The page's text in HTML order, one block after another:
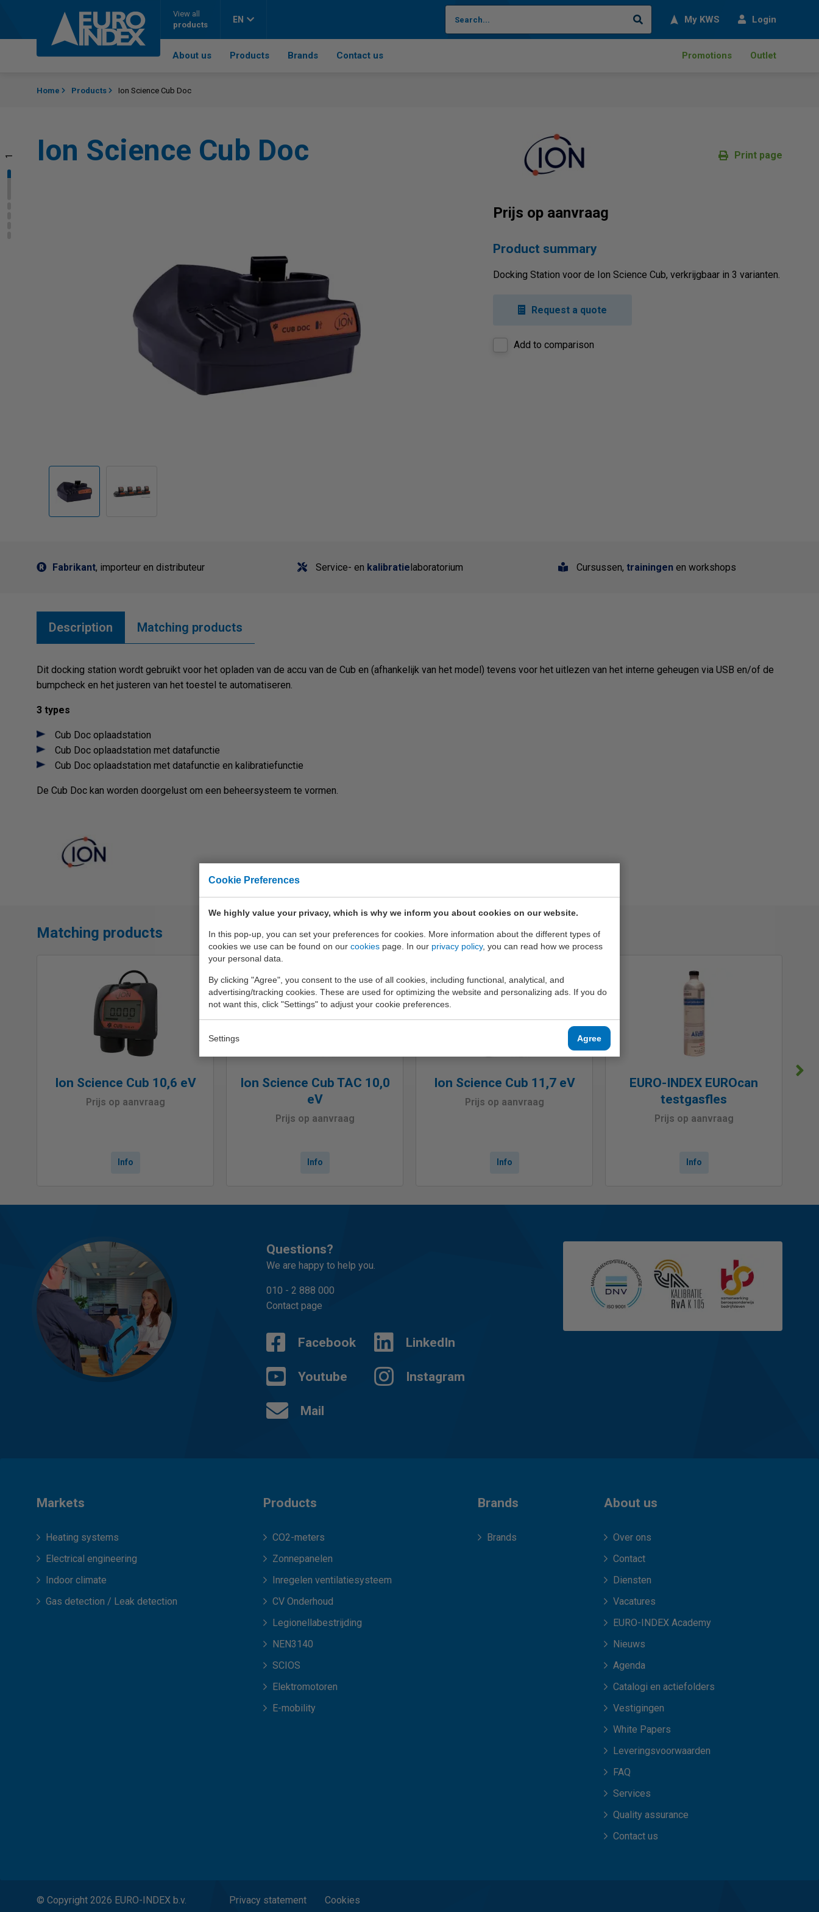
Cookie Preferences
We highly value your privacy, which is why we inform you about cookies on our website.
In this pop-up, you can set your preferences for cookies. More information about the different types of
cookies we use can be found on our cookies page. In our privacy policy, you can read how we process
your personal data.
By clicking "Agree", you consent to the use of all cookies, including functional, analytical, and
advertising/tracking cookies. These are used for optimizing the website and personalizing ads. If you do
not want this, click "Settings" to adjust your cookie preferences.
Settings Agree
View all
products
EN Search My KWS Login
About us Products Brands Contact us Promotions Outlet
1 4
Home Products Ion Science Cub Doc
Ion Science Cub Doc Print page
Prijs op aanvraag
Product summary
Docking Station voor de Ion Science Cub, verkrijgbaar in 3 varianten.
Request a quote
Add to comparison
Fabrikant, importeur en distributeur Service- en kalibratielaboratorium Cursussen, trainingen en workshops
Description Matching products
Dit docking station wordt gebruikt voor het opladen van de accu van de Cub en (afhankelijk van het model) tevens voor het uitlezen van het interne geheugen via USB en/of de
bumpcheck en het justeren van het toestel te automatiseren.
3 types
Cub Doc oplaadstation
Cub Doc oplaadstation met datafunctie
Cub Doc oplaadstation met datafunctie en kalibratiefunctie
De Cub Doc kan worden doorgelust om een beheersysteem te vormen.
Matching products
Ion Science Cub 10,6 eV
Prijs op aanvraag
Info
Ion Science Cub TAC 10,0
eV
Prijs op aanvraag
Info
Ion Science Cub 11,7 eV
Prijs op aanvraag
Info
EURO-INDEX EUROcan
testgasfles
Prijs op aanvraag
Info
Questions?
We are happy to help you.
010 - 2 888 000
Contact page
Facebook LinkedIn
Youtube Instagram
Mail
Markets
Heating systems
Electrical engineering
Indoor climate
Gas detection / Leak detection
Products
CO2-meters
Zonnepanelen
Inregelen ventilatiesysteem
CV Onderhoud
Legionellabestrijding
NEN3140
SCIOS
Elektromotoren
E-mobility
Brands
Brands
About us
Over ons
Contact
Diensten
Vacatures
EURO-INDEX Academy
Nieuws
Agenda
Catalogi en actiefolders
Vestigingen
White Papers
Leveringsvoorwaarden
FAQ
Services
Quality assurance
Contact us
© Copyright 2026 EURO-INDEX b.v. Privacy statement Cookies